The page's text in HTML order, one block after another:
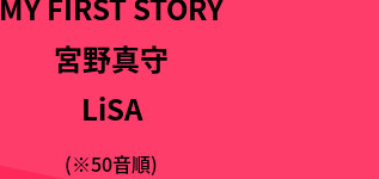
宮野真守
LiSA
(※50音順)